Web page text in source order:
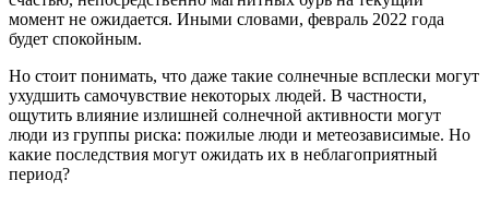
момент не ожидается. Иными словами, февраль 2022 года
будет спокойным.
Но стоит понимать, что даже такие солнечные всплески могут
ухудшить самочувствие некоторых людей. В частности,
ощутить влияние излишней солнечной активности могут
люди из группы риска: пожилые люди и метеозависимые. Но
какие последствия могут ожидать их в неблагоприятный
период?